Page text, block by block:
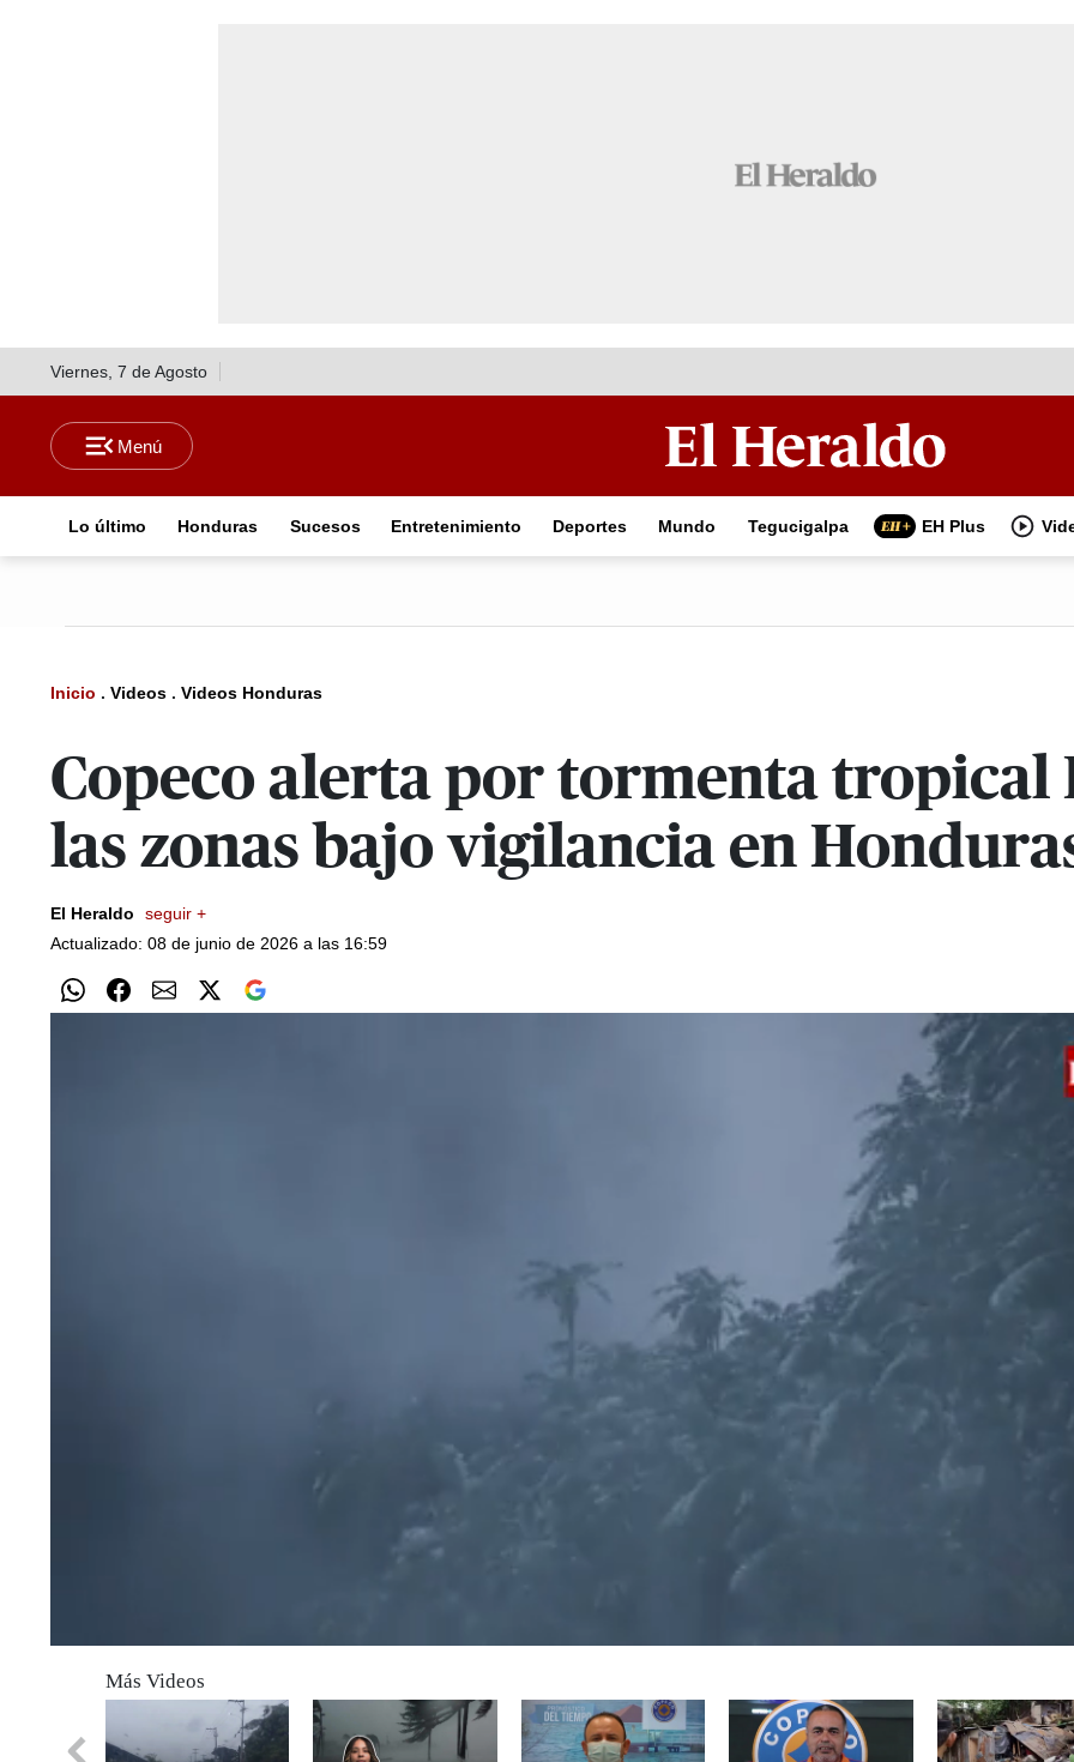
Viernes, 7 de Agosto
Lo último Honduras Sucesos Entretenimiento Deportes Mundo Tegucigalpa EH Plus
Inicio . Videos . Videos Honduras
Copeco alerta por tormenta tropical
las zonas bajo vigilancia en
El Heraldo
seguir +
Actualizado: 08 de junio de 2026 a las 16:59
seconds
Volume
0%
Más Videos